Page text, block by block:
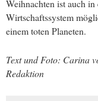
Weihnachten ist auch in
Wirtschaftssystem
einem toten Planeten.
Text und Foto: Carina
Redaktion